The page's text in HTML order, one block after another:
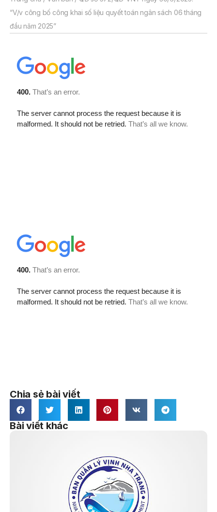
“V/v công bố công khai số liệu quyết toán ngân sách 06 tháng
đầu năm 2025”
Chia sẻ bài viết
Bài viết khác